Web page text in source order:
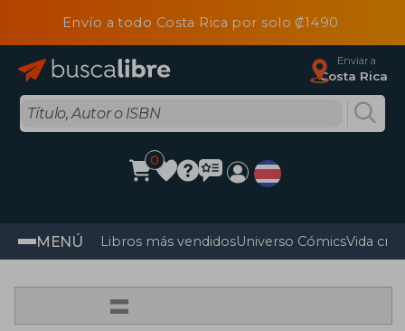
Envío a todo Costa Rica por solo ₡1490
Enviar a
Costa Rica
0
MENÚ Libros más vendidosUniverso CómicsVida
=